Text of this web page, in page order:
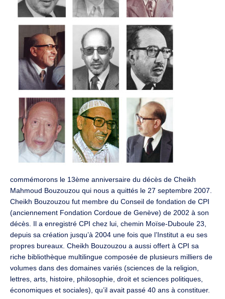
commémorons le 13ème anniversaire du décès de Cheikh
Mahmoud Bouzouzou qui nous a quittés le 27 septembre 2007.
Cheikh Bouzouzou fut membre du Conseil de fondation de CPI
(anciennement Fondation Cordoue de Genève) de 2002 à son
décès. Il a enregistré CPI chez lui, chemin Moïse-Duboule 23,
depuis sa création jusqu’à 2004 une fois que l’Institut a eu ses
propres bureaux. Cheikh Bouzouzou a aussi offert à CPI sa
riche bibliothèque multilingue composée de plusieurs milliers de
volumes dans des domaines variés (sciences de la religion,
lettres, arts, histoire, philosophie, droit et sciences politiques,
économiques et sociales), qu’il avait passé 40 ans à constituer.